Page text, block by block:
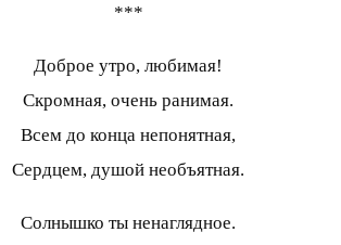
***
Доброе утро, любимая!
Скромная, очень ранимая.
Всем до конца непонятная,
Сердцем, душой необъятная.
Солнышко ты ненаглядное.